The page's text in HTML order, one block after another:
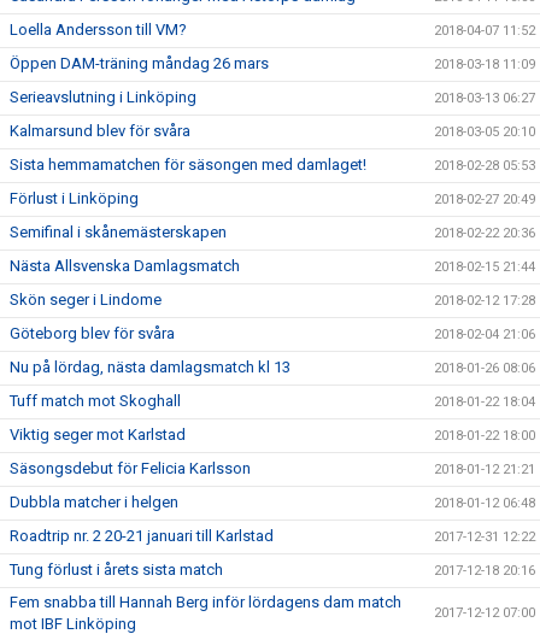
Loella Andersson till VM? 2018-04-07 11:52
Öppen DAM-träning måndag 26 mars 2018-03-18 11:09
Serieavslutning i Linköping 2018-03-13 06:27
Kalmarsund blev för svåra 2018-03-05 20:10
Sista hemmamatchen för säsongen med damlaget! 2018-02-28 05:53
Förlust i Linköping 2018-02-27 20:49
Semifinal i skånemästerskapen 2018-02-22 20:36
Nästa Allsvenska Damlagsmatch 2018-02-15 21:44
Skön seger i Lindome 2018-02-12 17:28
Göteborg blev för svåra 2018-02-04 21:06
Nu på lördag, nästa damlagsmatch kl 13 2018-01-26 08:06
Tuff match mot Skoghall 2018-01-22 18:04
Viktig seger mot Karlstad 2018-01-22 18:00
Säsongsdebut för Felicia Karlsson 2018-01-12 21:21
Dubbla matcher i helgen 2018-01-12 06:48
Roadtrip nr. 2 20-21 januari till Karlstad 2017-12-31 12:22
Tung förlust i årets sista match 2017-12-18 20:16
Fem snabba till Hannah Berg inför lördagens dam match
mot IBF Linköping
2017-12-12 07:00